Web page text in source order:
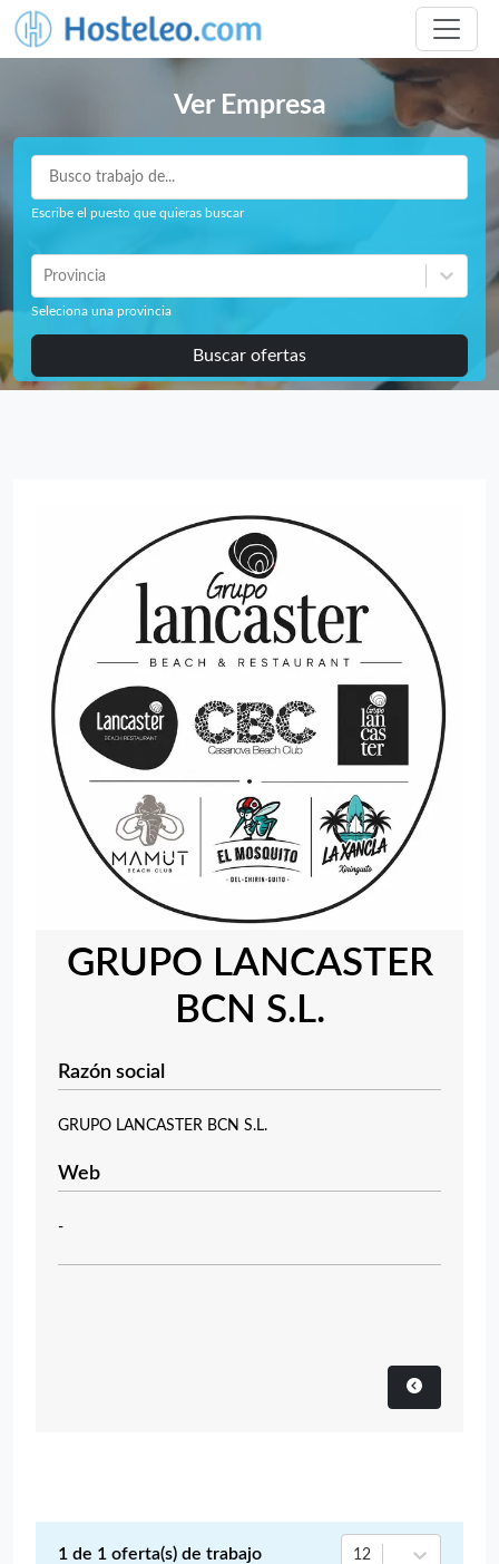
Ver Empresa
Escribe el puesto que quieras buscar
Provincia
Seleciona una provincia
Buscar ofertas
GRUPO LANCASTER
BCN S.L.
Razón social
GRUPO LANCASTER BCN S.L.
Web
-
1 de 1 oferta(s) de trabajo 12